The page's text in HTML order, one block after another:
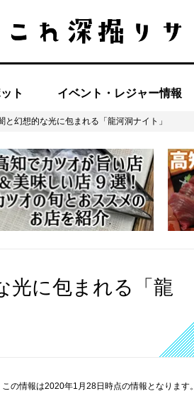
ト イベント・レジャー情報
幻想的な光に包まれる「龍河洞ナイト」
光に包まれる「龍
この情報は2020年1月28日時点の情報となります。